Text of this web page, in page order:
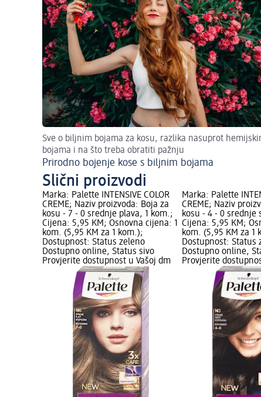
Sve o biljnim bojama za kosu, razlika nasuprot
bojama i na što treba obratiti pažnju
Prirodno bojenje kose s biljnim bojama
Slični proizvodi
Marka: Palette INTENSIVE COLOR
CREME; Naziv proizvoda: Boja za
kosu - 7 - 0 srednje plava, 1 kom.;
Cijena: 5,95 KM; Osnovna cijena: 1
kom. (5,95 KM za 1 kom.);
Dostupnost: Status zeleno
Dostupno online, Status sivo
Provjerite dostupnost u Vašoj dm
Marka: Palette
CREME; Naziv
kosu - 4 - 0 srednje
Cijena: 5,95 KM;
kom. (5,95 KM za 1
Dostupnost: Status
Dostupno online,
Provjerite